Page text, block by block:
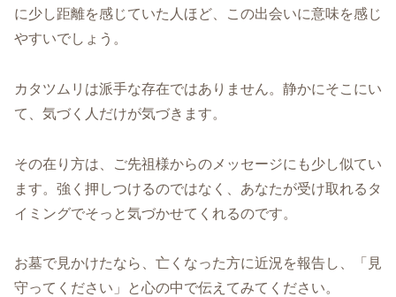
に少し距離を感じていた人ほど、この出会いに意味を感じ
やすいでしょう。
カタツムリは派手な存在ではありません。静かにそこにい
て、気づく人だけが気づきます。
その在り方は、ご先祖様からのメッセージにも少し似てい
ます。強く押しつけるのではなく、あなたが受け取れるタ
イミングでそっと気づかせてくれるのです。
お墓で見かけたなら、亡くなった方に近況を報告し、「見
守ってください」と心の中で伝えてみてください。